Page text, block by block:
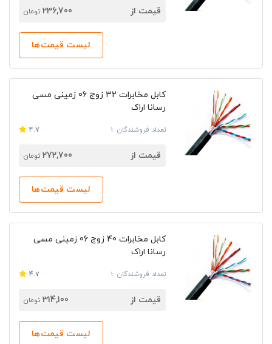
قیمت از 236,700 تومان
لیست قیمت‌ها
کابل مخابرات 32 زوج 06 زمینی مسی
رسانا اراک
تعداد فروشندگان :1 4.7
قیمت از 272,700 تومان
لیست قیمت‌ها
کابل مخابرات 40 زوج 06 زمینی مسی
رسانا اراک
تعداد فروشندگان :1 4.7
قیمت از 314,100 تومان
لیست قیمت‌ها